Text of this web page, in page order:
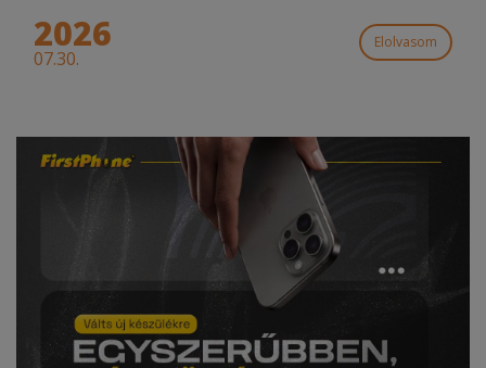
2026
07.30.
Elolvasom